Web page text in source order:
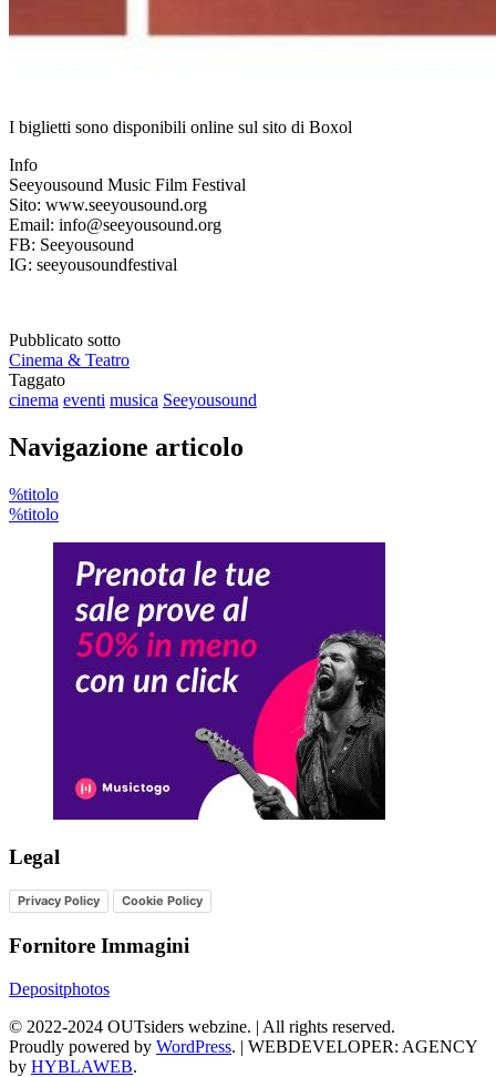
I biglietti sono disponibili online sul sito di Boxol
Info
Seeyousound Music Film Festival
Sito: www.seeyousound.org
Email: info@seeyousound.org
FB: Seeyousound
IG: seeyousoundfestival
Pubblicato sotto
Cinema & Teatro
Taggato
cinema eventi musica Seeyousound
Navigazione articolo
%titolo
%titolo
Legal
Privacy Policy Cookie Policy
Fornitore Immagini
Depositphotos
© 2022-2024 OUTsiders webzine. | All rights reserved.
Proudly powered by WordPress. | WEBDEVELOPER: AGENCY
by HYBLAWEB.